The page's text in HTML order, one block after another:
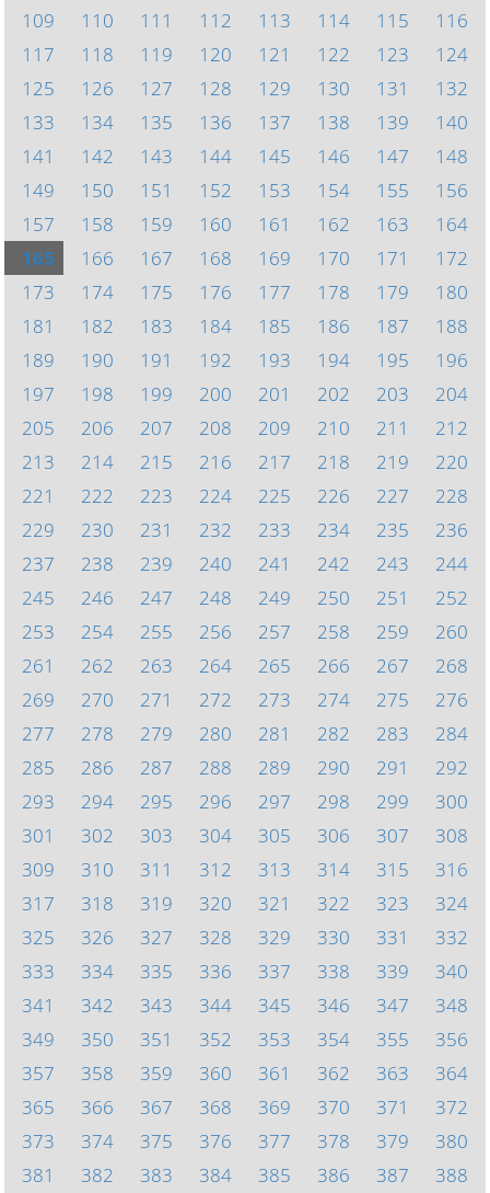
109
110 111 112 113 114 115
116
117
118 119 120 121 122 123
124
125
126 127 128 129 130 131
132
133
134 135 136 137 138 139
140
141
142 143 144 145 146 147
148
149
150 151 152 153 154 155
156
157
158 159 160 161 162 163
164
165
166 167 168 169 170 171
172
173
174 175 176 177 178 179
180
181
182 183 184 185 186 187
188
189
190 191 192 193 194 195
196
197
198 199 200 201 202 203
204
205
206 207 208 209 210 211
212
213
214 215 216 217 218 219
220
221
222 223 224 225 226 227
228
229
230 231 232 233 234 235
236
237
238 239 240 241 242 243
244
245
246 247 248 249 250 251
252
253
254 255 256 257 258 259
260
261
262 263 264 265 266 267
268
269
270 271 272 273 274 275
276
277
278 279 280 281 282 283
284
285
286 287 288 289 290 291
292
293
294 295 296 297 298 299
300
301
302 303 304 305 306 307
308
309
310 311 312 313 314 315
316
317
318 319 320 321 322 323
324
325
326 327 328 329 330 331
332
333
334 335 336 337 338 339
340
341
342 343 344 345 346 347
348
349
350 351 352 353 354 355
356
357
358 359 360 361 362 363
364
365
366 367 368 369 370 371
372
373
374 375 376 377 378 379
380
381
382 383 384 385 386 387 388